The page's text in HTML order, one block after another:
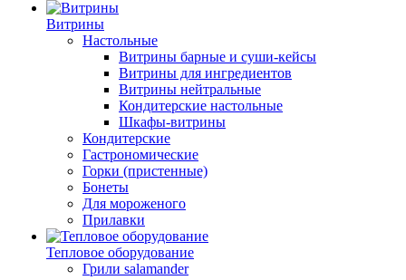
Витрины
Настольные
Витрины барные и суши-кейсы
Витрины для ингредиентов
Витрины нейтральные
Кондитерские настольные
Шкафы-витрины
Кондитерские
Гастрономические
Горки (пристенные)
Бонеты
Для мороженого
Прилавки
Тепловое оборудование
Грили salamander